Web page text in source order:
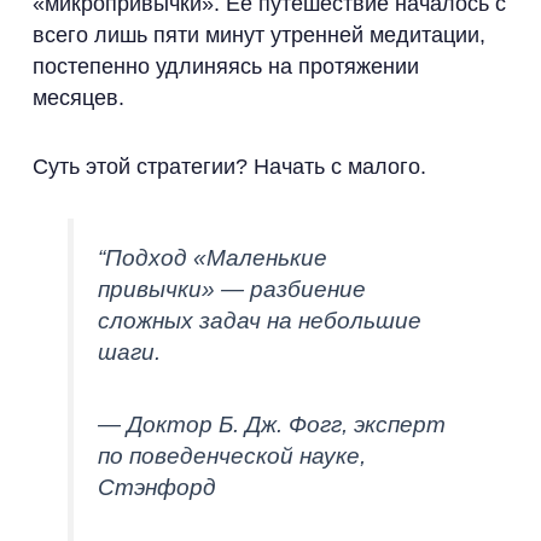
всего лишь пяти минут утренней медитации,
постепенно удлиняясь на протяжении
месяцев.
Суть этой стратегии? Начать с малого.
“Подход «Маленькие
привычки» — разбиение
сложных задач на небольшие
шаги.
— Доктор Б. Дж. Фогг, эксперт
по поведенческой науке,
Стэнфорд